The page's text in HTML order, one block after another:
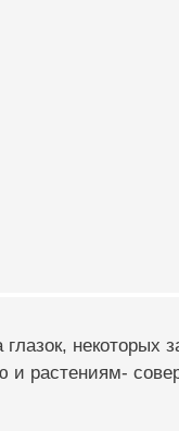
некоторых
и растениям-